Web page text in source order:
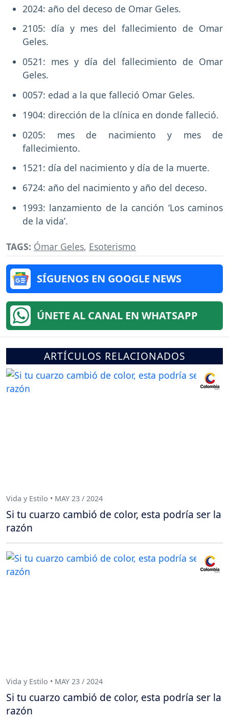
2024: año del deceso de Omar Geles.
2105: día y mes del fallecimiento de Omar
Geles.
0521: mes y día del fallecimiento de Omar
Geles.
0057: edad a la que falleció Omar Geles.
1904: dirección de la clínica en donde falleció.
0205: mes de nacimiento y mes de
fallecimiento.
1521: día del nacimiento y día de la muerte.
6724: año del nacimiento y año del deceso.
1993: lanzamiento de la canción ‘Los caminos
de la vida’.
TAGS: Ómar Geles, Esoterismo
SÍGUENOS EN GOOGLE NEWS
ÚNETE AL CANAL EN WHATSAPP
ARTÍCULOS RELACIONADOS
Vida y Estilo • MAY 23 / 2024
Si tu cuarzo cambió de color, esta podría ser la
razón
Vida y Estilo • MAY 23 / 2024
Si tu cuarzo cambió de color, esta podría ser la
razón